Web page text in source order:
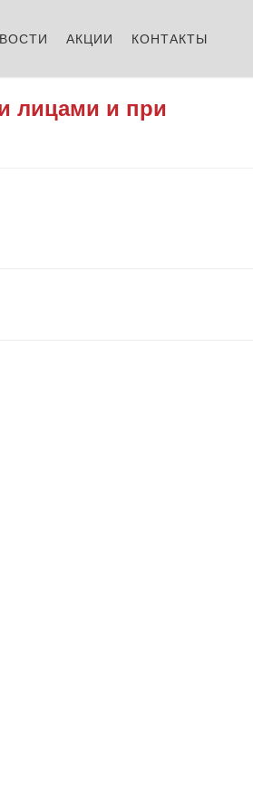
АКЦИИ КОНТАКТЫ
лицами и при